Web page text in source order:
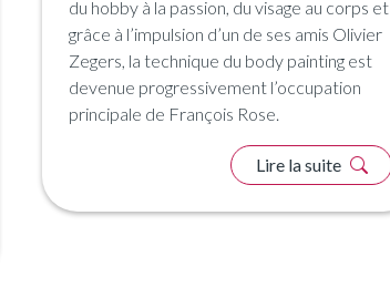
du hobby à la passion, du visage au corps et
grâce à l’impulsion d’un de ses amis Olivier
Zegers, la technique du body painting est
devenue progressivement l’occupation
principale de François Rose.
Lire la suite